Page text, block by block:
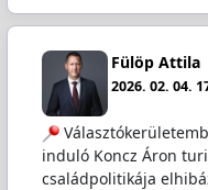
Fülöp Attila
2026. 02. 04.
induló Koncz Áron
családpolitikája